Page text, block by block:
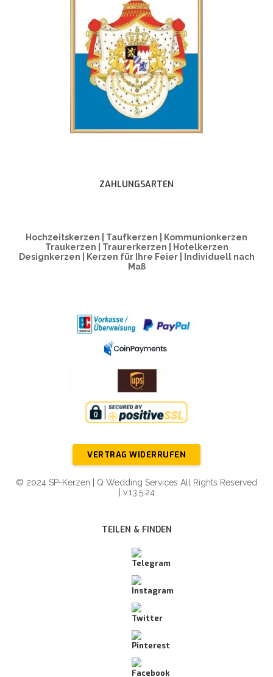
ZAHLUNGSARTEN
Hochzeitskerzen | Taufkerzen | Kommunionkerzen
Traukerzen | Traurerkerzen | Hotelkerzen
Designkerzen | Kerzen für Ihre Feier | Individuell nach
Maß
VERTRAG WIDERRUFEN
© 2024 SP-Kerzen | Q Wedding Services All Rights Reserved
| v.13.5.24
TEILEN & FINDEN